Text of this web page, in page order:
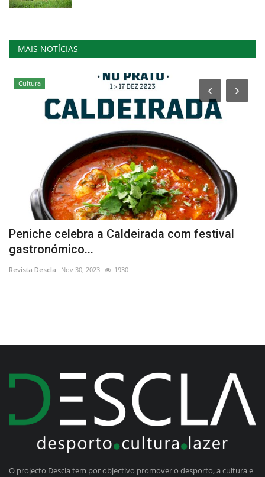
MAIS NOTÍCIAS
Cultura
Peniche celebra a Caldeirada com festival
gastronómico...
Revista Descla Nov 30, 2023 1930
O projecto Descla tem por objectivo promover o desporto, a cultura e